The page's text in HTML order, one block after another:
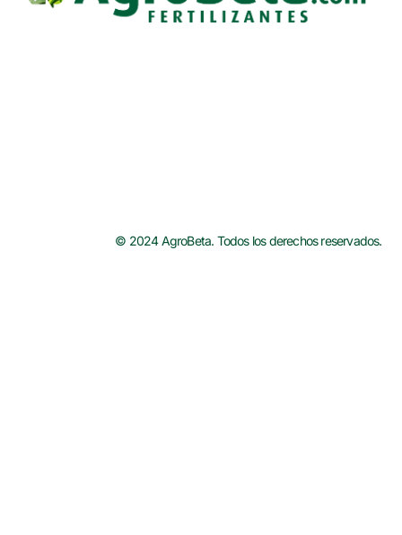
© 2024 AgroBeta. Todos los derechos reservados.